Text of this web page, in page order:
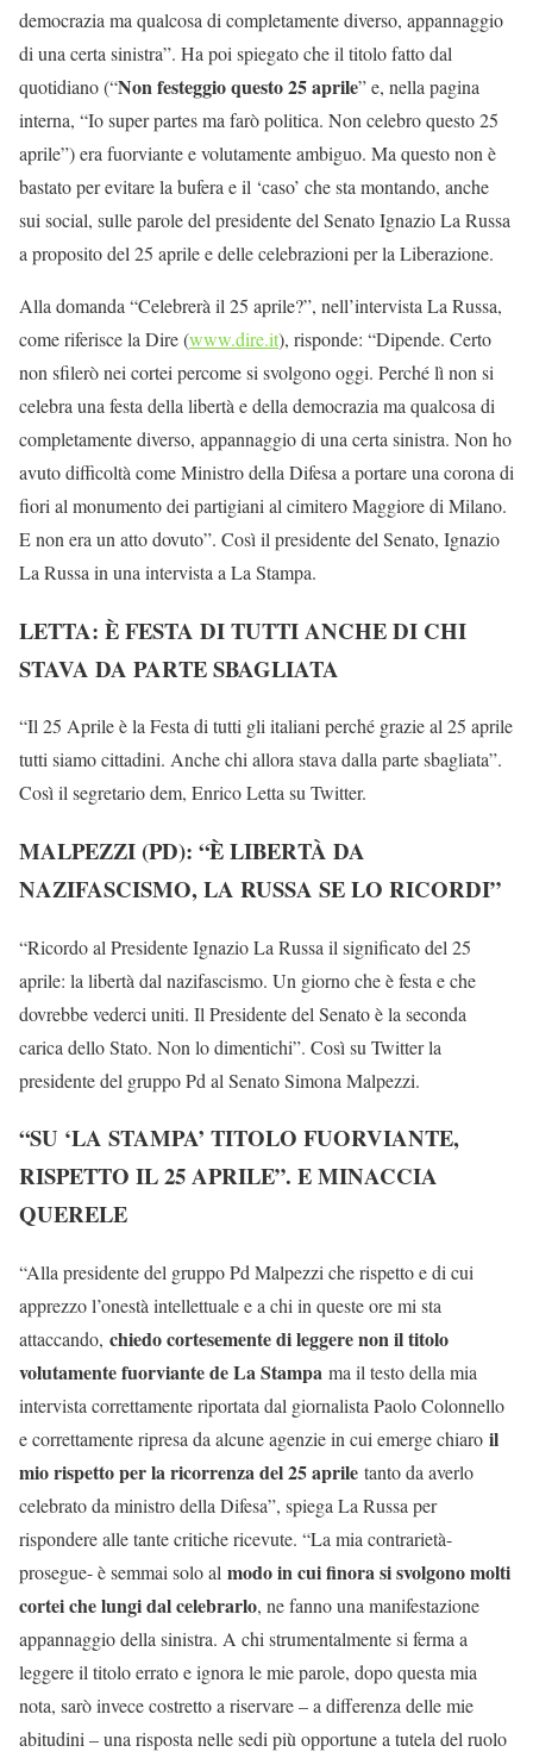
democrazia ma qualcosa di completamente diverso, appannaggio
di una certa sinistra”. Ha poi spiegato che il titolo fatto dal
quotidiano (“Non festeggio questo 25 aprile” e, nella pagina
interna, “Io super partes ma farò politica. Non celebro questo 25
aprile”) era fuorviante e volutamente ambiguo. Ma questo non è
bastato per evitare la bufera e il ‘caso’ che sta montando, anche
sui social, sulle parole del presidente del Senato Ignazio La Russa
a proposito del 25 aprile e delle celebrazioni per la Liberazione.
Alla domanda “Celebrerà il 25 aprile?”, nell’intervista La Russa,
come riferisce la Dire (www.dire.it), risponde: “Dipende. Certo
non sfilerò nei cortei percome si svolgono oggi. Perché lì non si
celebra una festa della libertà e della democrazia ma qualcosa di
completamente diverso, appannaggio di una certa sinistra. Non ho
avuto difficoltà come Ministro della Difesa a portare una corona di
fiori al monumento dei partigiani al cimitero Maggiore di Milano.
E non era un atto dovuto”. Così il presidente del Senato, Ignazio
La Russa in una intervista a La Stampa.
LETTA: È FESTA DI TUTTI ANCHE DI CHI
STAVA DA PARTE SBAGLIATA
“Il 25 Aprile è la Festa di tutti gli italiani perché grazie al 25 aprile
tutti siamo cittadini. Anche chi allora stava dalla parte sbagliata”.
Così il segretario dem, Enrico Letta su Twitter.
MALPEZZI (PD): “È LIBERTÀ DA
NAZIFASCISMO, LA RUSSA SE LO RICORDI”
“Ricordo al Presidente Ignazio La Russa il significato del 25
aprile: la libertà dal nazifascismo. Un giorno che è festa e che
dovrebbe vederci uniti. Il Presidente del Senato è la seconda
carica dello Stato. Non lo dimentichi”. Così su Twitter la
presidente del gruppo Pd al Senato Simona Malpezzi.
“SU ‘LA STAMPA’ TITOLO FUORVIANTE,
RISPETTO IL 25 APRILE”. E MINACCIA
QUERELE
“Alla presidente del gruppo Pd Malpezzi che rispetto e di cui
apprezzo l’onestà intellettuale e a chi in queste ore mi sta
attaccando, chiedo cortesemente di leggere non il titolo
volutamente fuorviante de La Stampa ma il testo della mia
intervista correttamente riportata dal giornalista Paolo Colonnello
e correttamente ripresa da alcune agenzie in cui emerge chiaro il
mio rispetto per la ricorrenza del 25 aprile tanto da averlo
celebrato da ministro della Difesa”, spiega La Russa per
rispondere alle tante critiche ricevute. “La mia contrarietà-
prosegue- è semmai solo al modo in cui finora si svolgono molti
cortei che lungi dal celebrarlo, ne fanno una manifestazione
appannaggio della sinistra. A chi strumentalmente si ferma a
leggere il titolo errato e ignora le mie parole, dopo questa mia
nota, sarò invece costretto a riservare – a differenza delle mie
abitudini – una risposta nelle sedi più opportune a tutela del ruolo